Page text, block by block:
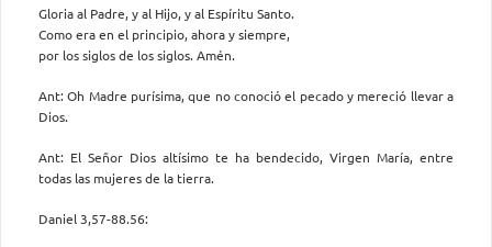
Gloria al Padre, y al Hijo, y al Espíritu Santo.
Como era en el principio, ahora y siempre,
por los siglos de los siglos. Amén.
Ant: Oh Madre purísima, que no conoció el pecado y mereció llevar a
Dios.
Ant: El Señor Dios altísimo te ha bendecido, Virgen María, entre
todas las mujeres de la tierra.
Daniel 3,57-88.56: